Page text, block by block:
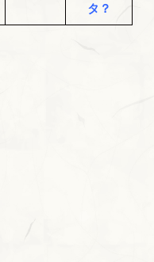
タ？